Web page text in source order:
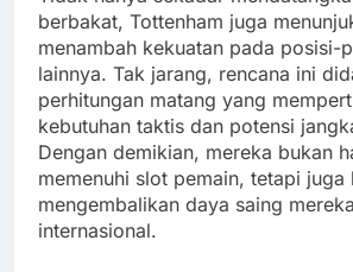
berbakat, Tottenham juga
menambah kekuatan pada posisi-
lainnya. Tak jarang, rencana ini
perhitungan matang yang
kebutuhan taktis dan potensi
Dengan demikian, mereka bukan
memenuhi slot pemain, tetapi juga
mengembalikan daya saing
internasional.